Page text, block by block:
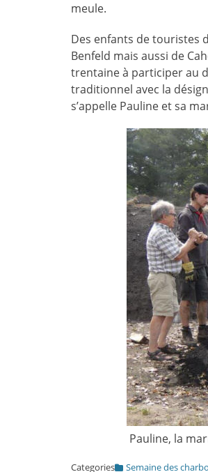
meule.
Des enfants de touristes
Benfeld mais aussi de
trentaine à participer au
traditionnel avec la
s’appelle Pauline et sa
Pauline, la
Categories Semaine des